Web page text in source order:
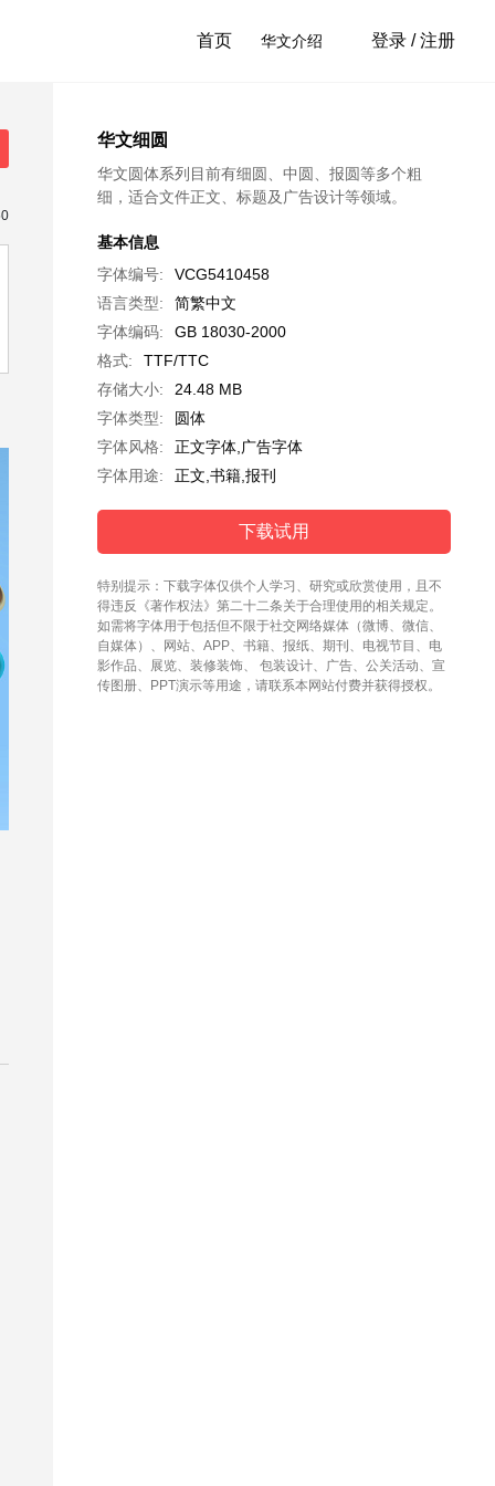
首页 华文介绍 登录 / 注册
华文细圆
华文圆体系列目前有细圆、中圆、报圆等多个粗
细，适合文件正文、标题及广告设计等领域。
基本信息
字体编号:
VCG5410458
语言类型:
简繁中文
字体编码:
GB 18030-2000
格式:
TTF/TTC
存储大小:
24.48 MB
字体类型:
圆体
字体风格:
正文字体,广告字体
字体用途:
正文,书籍,报刊
下载试用
特别提示：下载字体仅供个人学习、研究或欣赏使用，且不
得违反《著作权法》第二十二条关于合理使用的相关规定。
如需将字体用于包括但不限于社交网络媒体（微博、微信、
自媒体）、网站、APP、书籍、报纸、期刊、电视节目、电
影作品、展览、装修装饰、 包装设计、广告、公关活动、宣
传图册、PPT演示等用途，请联系本网站付费并获得授权。